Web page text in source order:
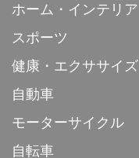
ホーム・インテリア
スポーツ
健康・エクササイズ
自動車
モーターサイクル
自転車